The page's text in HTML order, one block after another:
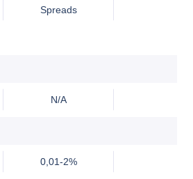
Spreads
N/A
0,01-2%